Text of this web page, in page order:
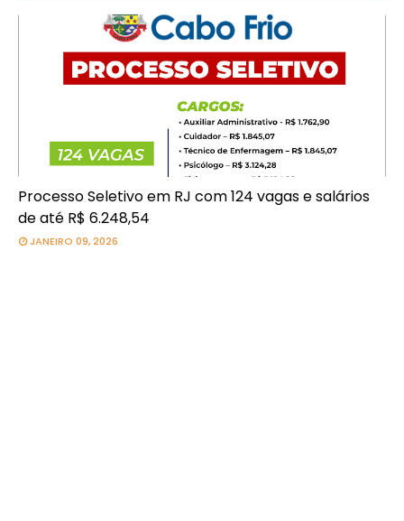
Processo Seletivo em RJ com 124 vagas e salários
de até R$ 6.248,54
JANEIRO 09, 2026